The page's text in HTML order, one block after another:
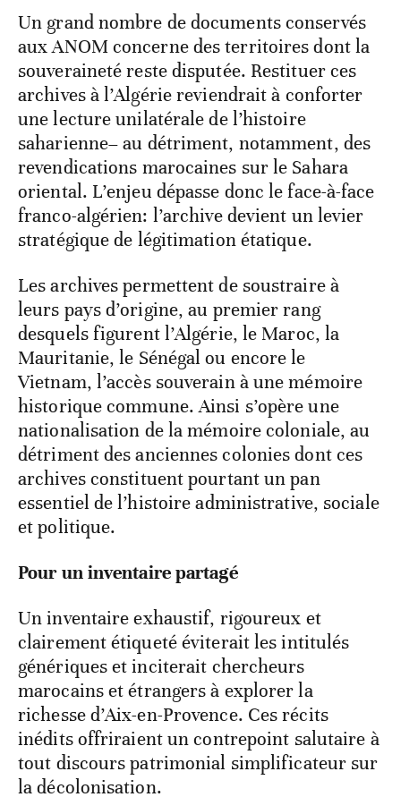
Un grand nombre de documents conservés
aux ANOM concerne des territoires dont la
souveraineté reste disputée. Restituer ces
archives à l’Algérie reviendrait à conforter
une lecture unilatérale de l’histoire
saharienne– au détriment, notamment, des
revendications marocaines sur le Sahara
oriental. L’enjeu dépasse donc le face-à-face
franco-algérien: l’archive devient un levier
stratégique de légitimation étatique.
Les archives permettent de soustraire à
leurs pays d’origine, au premier rang
desquels figurent l’Algérie, le Maroc, la
Mauritanie, le Sénégal ou encore le
Vietnam, l’accès souverain à une mémoire
historique commune. Ainsi s’opère une
nationalisation de la mémoire coloniale, au
détriment des anciennes colonies dont ces
archives constituent pourtant un pan
essentiel de l’histoire administrative, sociale
et politique.
Pour un inventaire partagé
Un inventaire exhaustif, rigoureux et
clairement étiqueté éviterait les intitulés
génériques et inciterait chercheurs
marocains et étrangers à explorer la
richesse d’Aix-en-Provence. Ces récits
inédits offriraient un contrepoint salutaire à
tout discours patrimonial simplificateur sur
la décolonisation.